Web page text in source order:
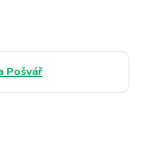
Pošvář